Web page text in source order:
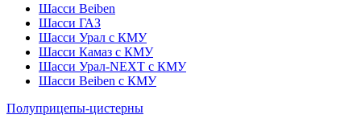
Шасси Beiben
Шасси ГАЗ
Шасси Урал с КМУ
Шасси Камаз с КМУ
Шасси Урал-NEXT с КМУ
Шасси Beiben с КМУ
Полуприцепы-цистерны